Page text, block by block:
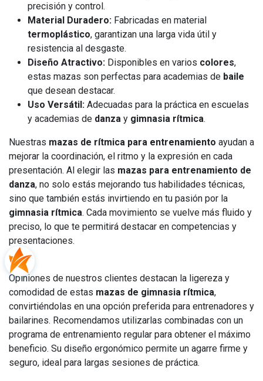
precisión y control.
Material Duradero: Fabricadas en material
termoplástico, garantizan una larga vida útil y
resistencia al desgaste.
Diseño Atractivo: Disponibles en varios colores,
estas mazas son perfectas para academias de baile
que desean destacar.
Uso Versátil: Adecuadas para la práctica en escuelas
y academias de danza y gimnasia rítmica.
Nuestras mazas de rítmica para entrenamiento ayudan a
mejorar la coordinación, el ritmo y la expresión en cada
presentación. Al elegir las mazas para entrenamiento de
danza, no solo estás mejorando tus habilidades técnicas,
sino que también estás invirtiendo en tu pasión por la
gimnasia rítmica. Cada movimiento se vuelve más fluido y
preciso, lo que te permitirá destacar en competencias y
presentaciones.
Opiniones de nuestros clientes destacan la ligereza y
comodidad de estas mazas de gimnasia rítmica,
convirtiéndolas en una opción preferida para entrenadores y
bailarines. Recomendamos utilizarlas combinadas con un
programa de entrenamiento regular para obtener el máximo
beneficio. Su diseño ergonómico permite un agarre firme y
seguro, ideal para largas sesiones de práctica.